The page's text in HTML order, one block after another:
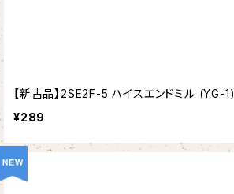
【新古品】2SE2F-5 ハイスエンドミル (YG-1)
¥289